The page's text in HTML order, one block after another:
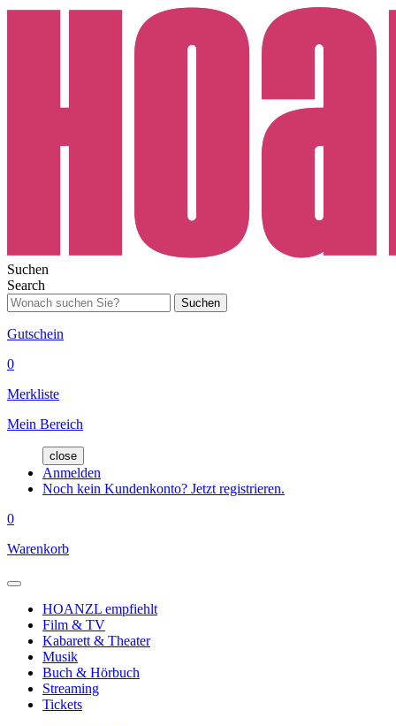
Suchen
Search
Suchen
Gutschein
0
Merkliste
Mein Bereich
close
Anmelden
Noch kein Kundenkonto? Jetzt registrieren.
0
Warenkorb
HOANZL empfiehlt
Film & TV
Kabarett & Theater
Musik
Buch & Hörbuch
Streaming
Tickets